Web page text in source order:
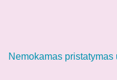
Nemokamas